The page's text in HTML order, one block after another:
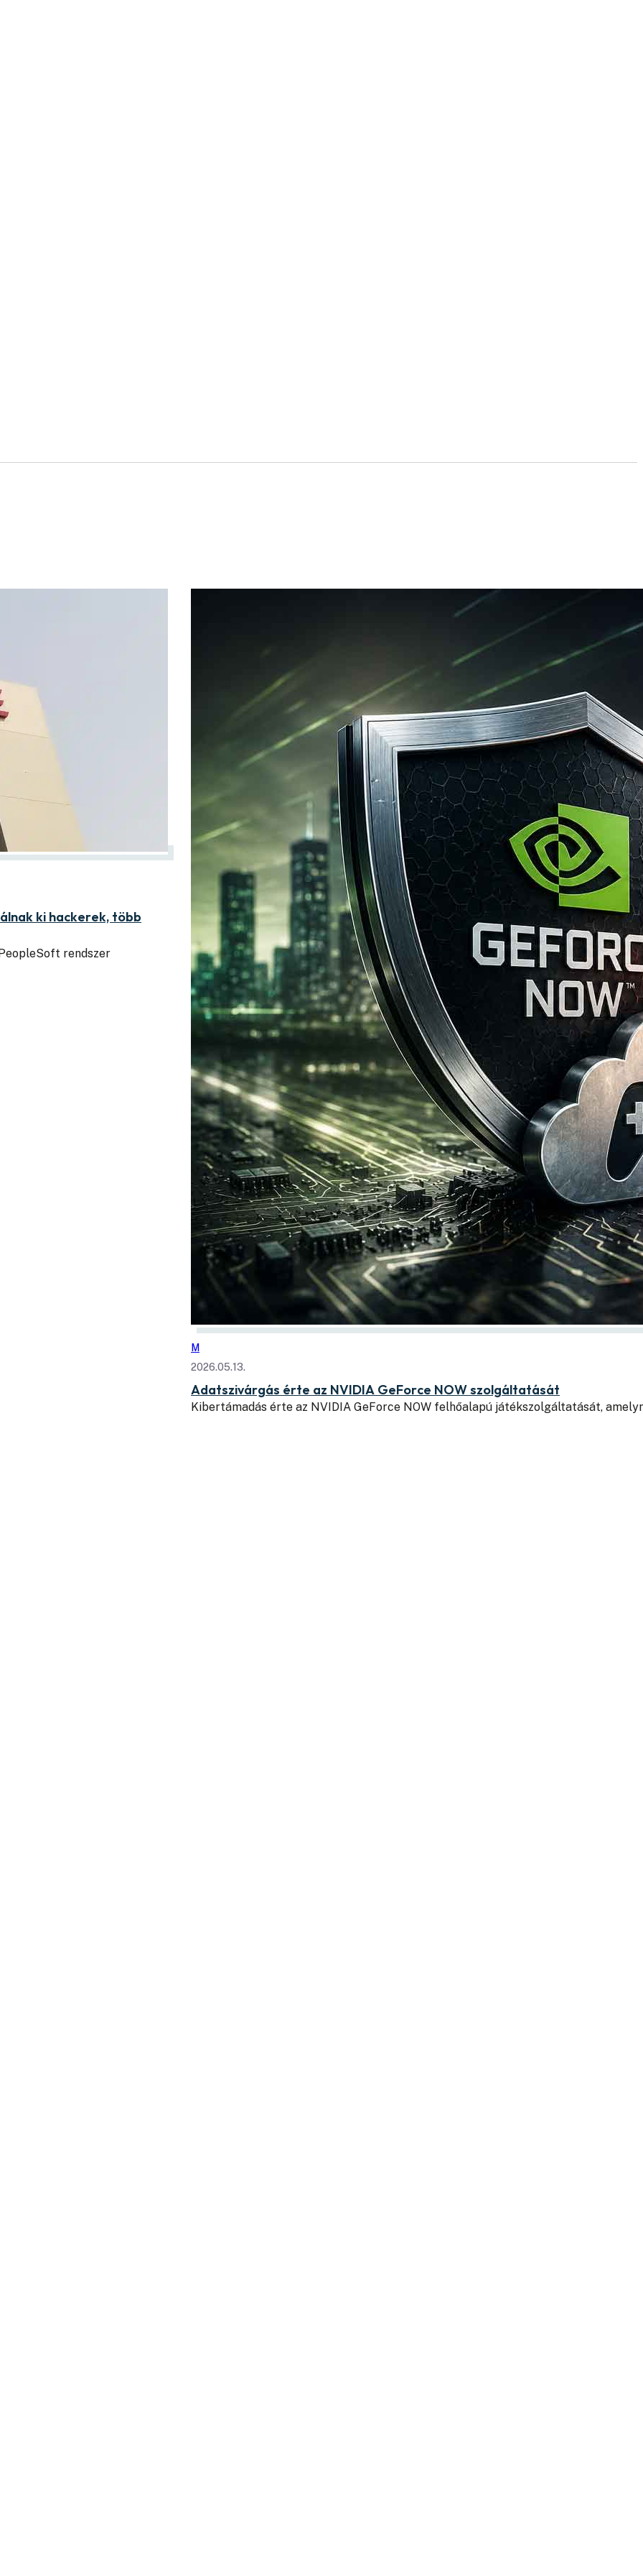
ki hackerek, több
rendszer
M
2026.05.13.
Adatszivárgás érte az NVIDIA GeForce NOW szolgáltatását
Kibertámadás érte az NVIDIA GeForce NOW felhőalapú játékszolgáltatását,